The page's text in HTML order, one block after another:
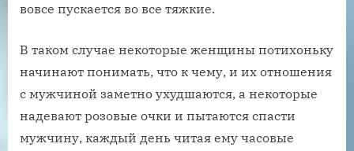
вовсе пускается во все тяжкие.
В таком случае некоторые женщины потихоньку
начинают понимать, что к чему, и их отношения
с мужчиной заметно ухудшаются, а некоторые
надевают розовые очки и пытаются спасти
мужчину, каждый день читая ему часовые